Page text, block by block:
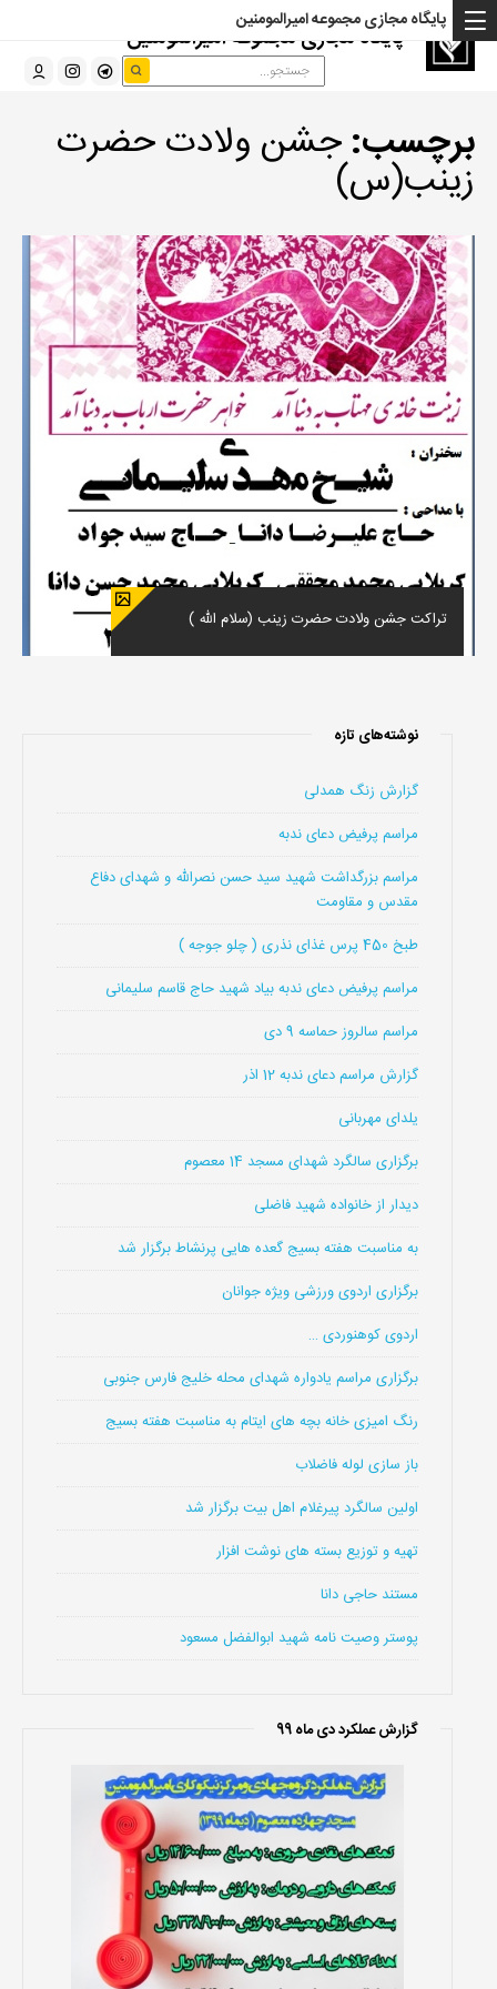
پایگاه مجازی مجموعه امیرالمومنین
پایگاه مجازی مجموعه امیرالمومنین
برچسب:جشن ولادت حضرت
زینب(س)
تراکت جشن ولادت حضرت زینب (سلام الله )
نوشته‌های تازه
گزارش زنگ همدلی
مراسم پرفیض دعای ندبه
مراسم بزرگداشت شهید سید حسن نصرالله و شهدای دفاع
مقدس و مقاومت
طبخ 450 پرس غذای نذری ( چلو جوجه )
مراسم پرفیض دعای ندبه بیاد شهید حاج قاسم سلیمانی
مراسم سالروز حماسه 9 دی
گزارش مراسم دعای ندبه 12 اذر
یلدای مهربانی
برگزاری سالگرد شهدای مسجد 14 معصوم
دیدار از خانواده شهید فاضلی
به مناسبت هفته بسیج گعده هایی پرنشاط برگزار شد
برگزاری اردوی ورزشی ویژه جوانان
اردوی کوهنوردی …
برگزاری مراسم یادواره شهدای محله خلیج فارس جنوبی
رنگ امیزی خانه بچه های ایتام به مناسبت هفته بسیج
باز سازی لوله فاضلاب
اولین سالگرد پیرغلام اهل بیت برگزار شد
تهیه و توزیع بسته های نوشت افزار
مستند حاجی دانا
پوستر وصیت نامه شهید ابوالفضل مسعود
گزارش عملکرد دی ماه 99